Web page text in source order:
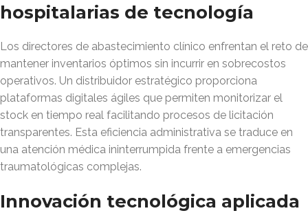
hospitalarias de tecnología
Los directores de abastecimiento clínico enfrentan el reto de
mantener inventarios óptimos sin incurrir en sobrecostos
operativos. Un distribuidor estratégico proporciona
plataformas digitales ágiles que permiten monitorizar el
stock en tiempo real facilitando procesos de licitación
transparentes. Esta eficiencia administrativa se traduce en
una atención médica ininterrumpida frente a emergencias
traumatológicas complejas.
Innovación tecnológica aplicada